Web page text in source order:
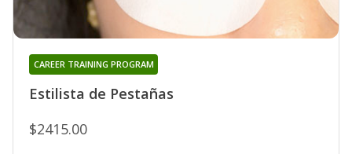
Estilista de Pestañas
CAREER TRAINING PROGRAM
$2415.00